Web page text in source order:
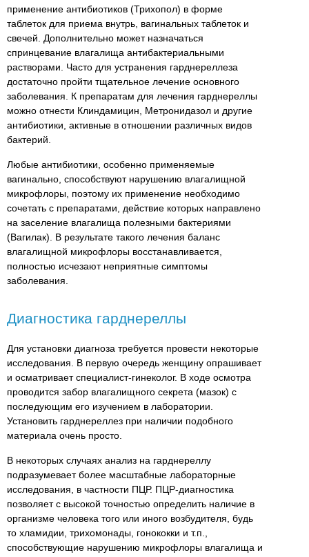
применение антибиотиков (Трихопол) в форме
таблеток для приема внутрь, вагинальных таблеток и
свечей. Дополнительно может назначаться
спринцевание влагалища антибактериальными
растворами. Часто для устранения гарднереллеза
достаточно пройти тщательное лечение основного
заболевания. К препаратам для лечения гарднереллы
можно отнести Клиндамицин, Метронидазол и другие
антибиотики, активные в отношении различных видов
бактерий.
Любые антибиотики, особенно применяемые
вагинально, способствуют нарушению влагалищной
микрофлоры, поэтому их применение необходимо
сочетать с препаратами, действие которых направлено
на заселение влагалища полезными бактериями
(Вагилак). В результате такого лечения баланс
влагалищной микрофлоры восстанавливается,
полностью исчезают неприятные симптомы
заболевания.
Диагностика гарднереллы
Для установки диагноза требуется провести некоторые
исследования. В первую очередь женщину опрашивает
и осматривает специалист-гинеколог. В ходе осмотра
проводится забор влагалищного секрета (мазок) с
последующим его изучением в лаборатории.
Установить гарднереллез при наличии подобного
материала очень просто.
В некоторых случаях анализ на гарднереллу
подразумевает более масштабные лабораторные
исследования, в частности ПЦР. ПЦР-диагностика
позволяет с высокой точностью определить наличие в
организме человека того или иного возбудителя, будь
то хламидии, трихомонады, гонококки и т.п.,
способствующие нарушению микрофлоры влагалища и